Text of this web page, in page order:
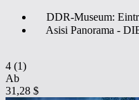
DDR-Museum:
Asisi Panorama -
4 (1)
Ab
31,28 $